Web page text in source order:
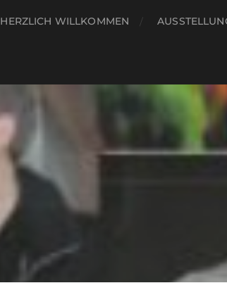
HERZLICH WILLKOMMEN